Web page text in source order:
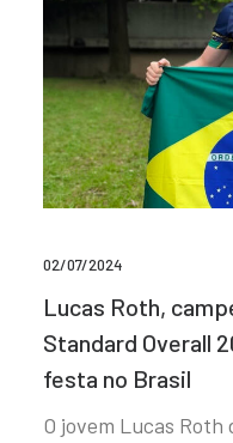
02/07/2024
Lucas Roth,
Standard Overall
festa no Brasil
O jovem Lucas Roth